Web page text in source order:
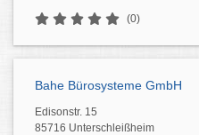
(0)
Bahe Bürosysteme GmbH
Edisonstr. 15
85716 Unterschleißheim